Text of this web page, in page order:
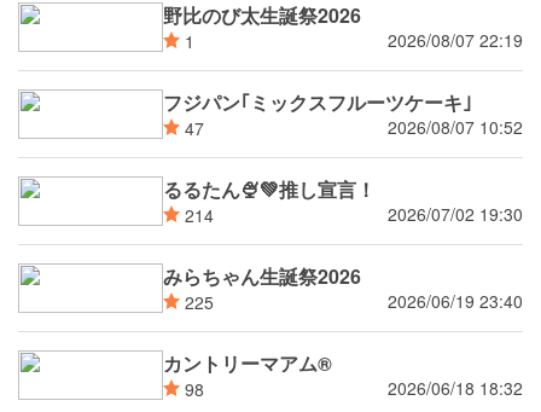
野比のび太生誕祭2026
1 2026/08/07 22:19
フジパン｢ミックスフルーツケーキ｣
47 2026/08/07 10:52
るるたん🍨‪💚推し宣言！
214 2026/07/02 19:30
みらちゃん生誕祭2026
225 2026/06/19 23:40
カントリーマアム®
98 2026/06/18 18:32